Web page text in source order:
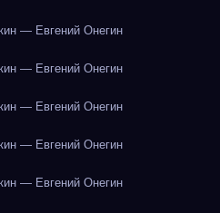
— Евгений Онегин
— Евгений Онегин
— Евгений Онегин
— Евгений Онегин
— Евгений Онегин